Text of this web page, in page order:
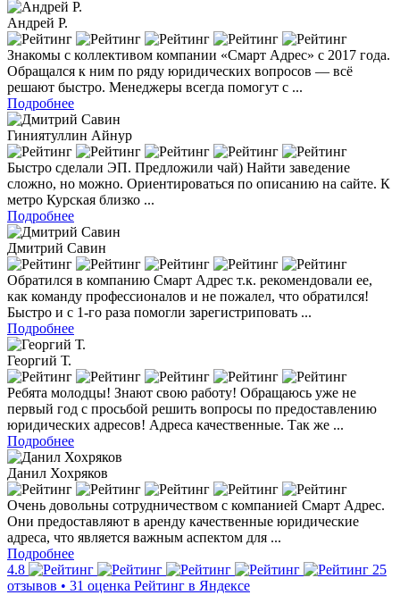
Андрей Р.
Знакомы с коллективом компании «Смарт Адрес» с 2017 года.
Обращался к ним по ряду юридических вопросов — всё
решают быстро. Менеджеры всегда помогут с ...
Подробнее
Гиниятуллин Айнур
Быстро сделали ЭП. Предложили чай) Найти заведение
сложно, но можно. Ориентироваться по описанию на сайте. К
метро Курская близко ...
Подробнее
Дмитрий Савин
Обратился в компанию Смарт Адрес т.к. рекомендовали ее,
как команду профессионалов и не пожалел, что обратился!
Быстро и с 1-го раза помогли зарегистриповать ...
Подробнее
Георгий Т.
Ребята молодцы! Знают свою работу! Обращаюсь уже не
первый год с просьбой решить вопросы по предоставлению
юридических адресов! Адреса качественные. Так же ...
Подробнее
Данил Хохряков
Очень довольны сотрудничеством с компанией Смарт Адрес.
Они предоставляют в аренду качественные юридические
адреса, что является важным аспектом для ...
Подробнее
4.8
25
отзывов • 31 оценка Рейтинг в Яндексе